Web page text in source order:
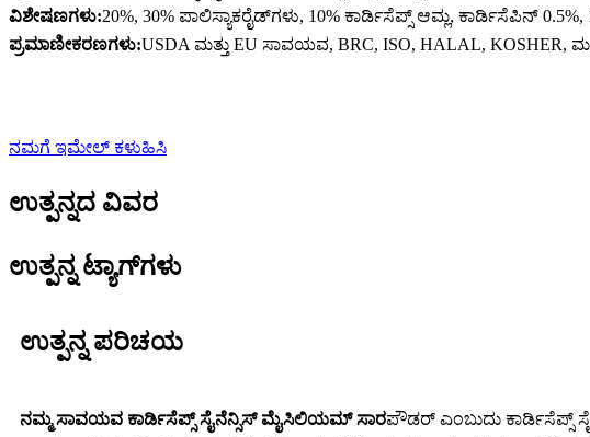
ವಿಶೇಷಣಗಳು:20%, 30% ಪಾಲಿಸ್ಯಾಕರೈಡ್‌ಗಳು, 10% ಕಾರ್ಡಿಸೆಪ್ಸ್ ಆಮ್ಲ, ಕಾರ್ಡಿಸೆಪಿನ್ 0.5%,
ಪ್ರಮಾಣೀಕರಣಗಳು:USDA ಮತ್ತು EU ಸಾವಯವ, BRC, ISO, HALAL, KOSHER,
ನಮಗೆ ಇಮೇಲ್ ಕಳುಹಿಸಿ
ಉತ್ಪನ್ನದ ವಿವರ
ಉತ್ಪನ್ನ ಟ್ಯಾಗ್‌ಗಳು
ಉತ್ಪನ್ನ ಪರಿಚಯ
ನಮ್ಮ ಸಾವಯವ ಕಾರ್ಡಿಸೆಪ್ಸ್ ಸೈನೆನ್ಸಿಸ್ ಮೈಸಿಲಿಯಮ್ ಸಾರಪೌಡರ್ ಎಂಬುದು ಕಾರ್ಡಿಸೆಪ್ಸ್